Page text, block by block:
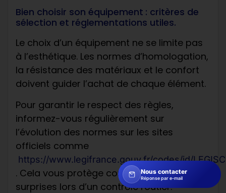
Bien choisir son équipement : critères de
sélection et réglementations utiles.
Le choix d’un équipement ne se limite pas
à l’esthétique. Les normes d’homologation,
la résistance des matériaux et le confort
doivent guider l’achat de chaque élément.
Pour garantir le respect des règles,
informez-vous régulièrement sur
l’évolution des normes sur les sites
officiels comme
https://www.legifrance.gouv.fr/codes/id/
. Cela vous protège contre les mauvaises
surprises lors d’un contrôle routier.
Nous contacter
Réponse par e-mail